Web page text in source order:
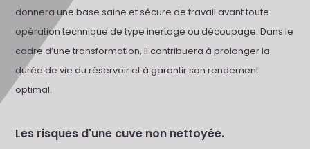
donnera une base saine et sécure de travail avant toute
opération technique de type inertage ou découpage. Dans le
cadre d’une transformation, il contribuera à prolonger la
durée de vie du réservoir et à garantir son rendement
optimal.
Les risques d'une cuve non nettoyée.